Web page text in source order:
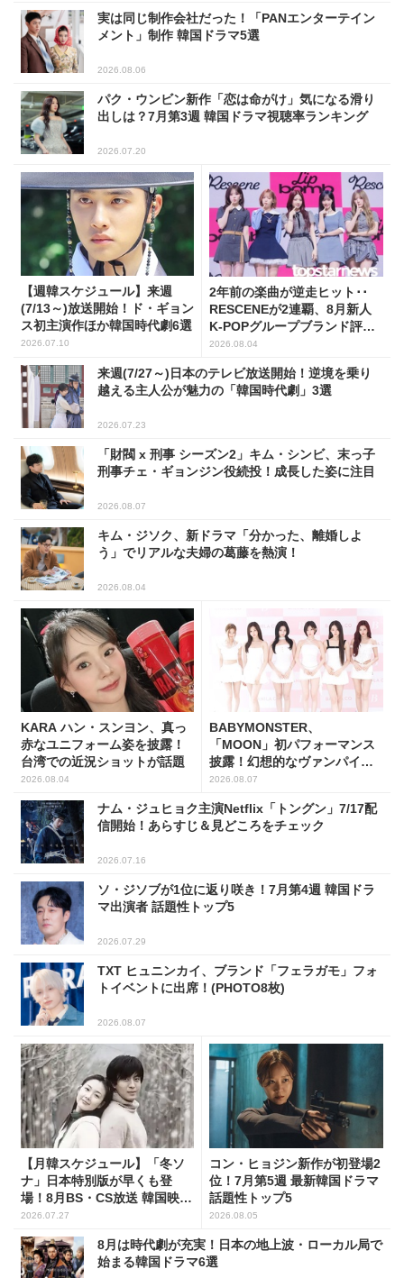
実は同じ制作会社だった！「PANエンターテイン
メント」制作 韓国ドラマ5選
2026.08.06
パク・ウンビン新作「恋は命がけ」気になる滑り
出しは？7月第3週 韓国ドラマ視聴率ランキング
2026.07.20
【週韓スケジュール】来週
(7/13～)放送開始！ド・ギョン
ス初主演作ほか韓国時代劇6選
2026.07.10
2年前の楽曲が逆走ヒット･･
RESCENEが2連覇、8月新人
K-POPグループブランド評判
トップ5
2026.08.04
来週(7/27～)日本のテレビ放送開始！逆境を乗り
越える主人公が魅力の「韓国時代劇」3選
2026.07.23
「財閥 x 刑事 シーズン2」キム・シンビ、末っ子
刑事チェ・ギョンジン役続投！成長した姿に注目
2026.08.07
キム・ジソク、新ドラマ「分かった、離婚しよ
う」でリアルな夫婦の葛藤を熱演！
2026.08.04
KARA ハン・スンヨン、真っ
赤なユニフォーム姿を披露！
台湾での近況ショットが話題
2026.08.04
BABYMONSTER、
「MOON」初パフォーマンス
披露！幻想的なヴァンパイア
の世界観を表現
2026.08.07
ナム・ジュヒョク主演Netflix「トングン」7/17配
信開始！あらすじ＆見どころをチェック
2026.07.16
ソ・ジソブが1位に返り咲き！7月第4週 韓国ドラ
マ出演者 話題性トップ5
2026.07.29
TXT ヒュニンカイ、ブランド「フェラガモ」フォ
トイベントに出席！(PHOTO8枚)
2026.08.07
【月韓スケジュール】「冬ソ
ナ」日本特別版が早くも登
場！8月BS・CS放送 韓国映画
(全109選)
2026.07.27
コン・ヒョジン新作が初登場2
位！7月第5週 最新韓国ドラマ
話題性トップ5
2026.08.05
8月は時代劇が充実！日本の地上波・ローカル局で
始まる韓国ドラマ6選